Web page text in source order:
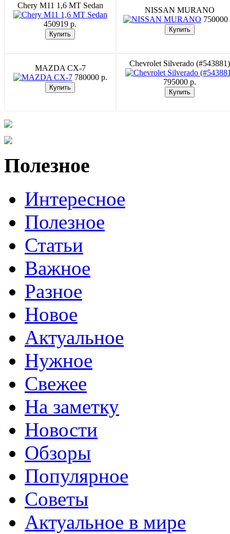
Chery M11 1,6 MT Sedan
450919 p.
NISSAN MURANO
750000
MAZDA CX-7
780000 p.
Chevrolet Silverado (#543881)
795000 p.
Полезное
Интересное
Полезное
Статьи
Важное
Разное
Новое
Актуальное
Нужное
Свежее
На заметку
Новости
Обзоры
Популярное
Советы
Актуальное в мире